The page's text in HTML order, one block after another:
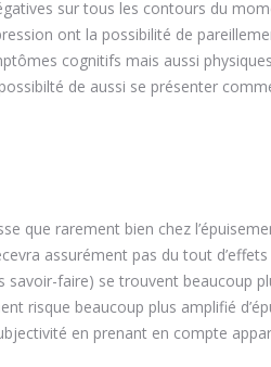
sur tous les contours du
ont la possibilité de
cognitifs mais aussi
de aussi se présenter
que rarement bien chez
assurément pas du tout
faire) se trouvent beaucoup
risque beaucoup plus amplifié
en prenant en compte